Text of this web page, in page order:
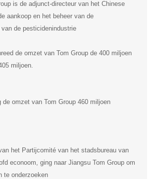
is de adjunct-directeur van het Chinese
aankoop en het beheer van de
de pesticidenindustrie
de omzet van Tom Group de 400 miljoen
miljoen.
de omzet van Tom Group 460 miljoen
het Partijcomité van het stadsbureau van
econoom, ging naar Jiangsu Tom Group om
te onderzoeken